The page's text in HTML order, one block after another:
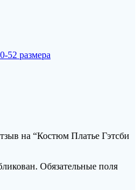
52 размера
на “Костюм Платье Гэтсби
Обязательные поля